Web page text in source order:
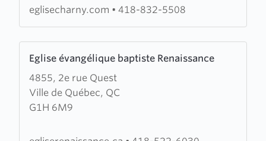
Baptiste
eglisecharny.com • 418-832-5508
Eglise évangélique baptiste Renaissance
4855, 2e rue Quest
Ville de Québec, QC
G1H 6M9
more
about
Eglise
évangélique
Renaissance